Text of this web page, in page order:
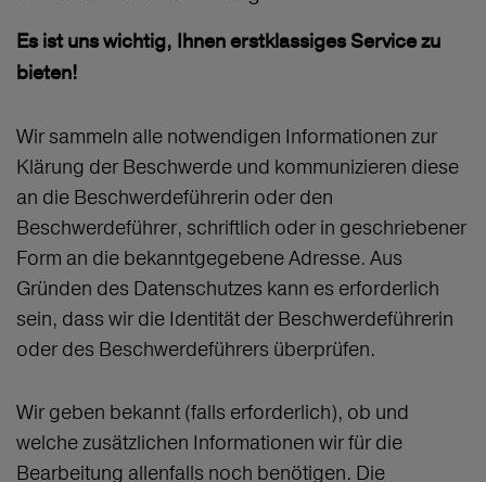
Es ist uns wichtig, Ihnen erstklassiges Service zu
bieten!
Wir sammeln alle notwendigen Informationen zur
Klärung der Beschwerde und kommunizieren diese
an die Beschwerdeführerin oder den
Beschwerdeführer, schriftlich oder in geschriebener
Form an die bekanntgegebene Adresse. Aus
Gründen des Datenschutzes kann es erforderlich
sein, dass wir die Identität der Beschwerdeführerin
oder des Beschwerdeführers überprüfen.
Wir geben bekannt (falls erforderlich), ob und
welche zusätzlichen Informationen wir für die
Bearbeitung allenfalls noch benötigen. Die